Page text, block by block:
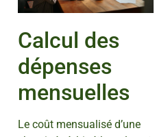
Calcul des
dépenses
mensuelles
Le coût mensualisé d’une